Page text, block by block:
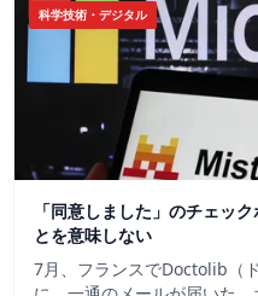
科学技術・デジタル
「同意しました」のチェッ
とを意味しない
7月、フランスでDoctolib（